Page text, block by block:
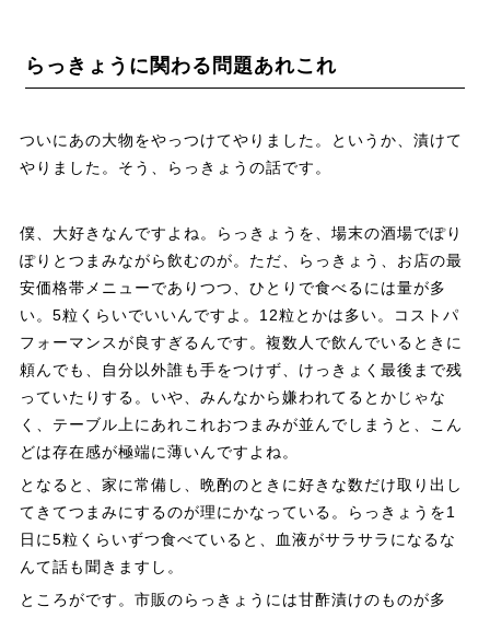
らっきょうに関わる問題あれこれ
ついにあの大物をやっつけてやりました。というか、漬けて
やりました。そう、らっきょうの話です。
僕、大好きなんですよね。らっきょうを、場末の酒場でぽり
ぽりとつまみながら飲むのが。ただ、らっきょう、お店の最
安価格帯メニューでありつつ、ひとりで食べるには量が多
い。5粒くらいでいいんですよ。12粒とかは多い。コストパ
フォーマンスが良すぎるんです。複数人で飲んでいるときに
頼んでも、自分以外誰も手をつけず、けっきょく最後まで残
っていたりする。いや、みんなから嫌われてるとかじゃな
く、テーブル上にあれこれおつまみが並んでしまうと、こん
どは存在感が極端に薄いんですよね。
となると、家に常備し、晩酌のときに好きな数だけ取り出し
てきてつまみにするのが理にかなっている。らっきょうを1
日に5粒くらいずつ食べていると、血液がサラサラになるな
んて話も聞きますし。
ところがです。市販のらっきょうには甘酢漬けのものが多